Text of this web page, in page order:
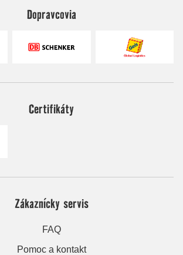
Dopravcovia
Certifikáty
Zákaznícky servis
FAQ
Pomoc a kontakt